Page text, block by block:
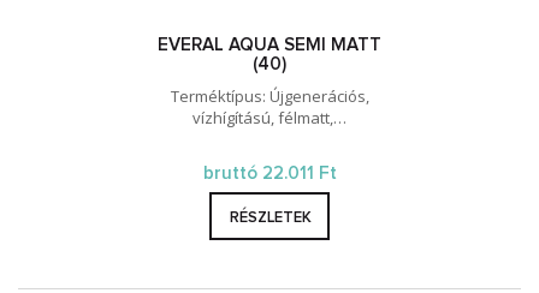
EVERAL AQUA SEMI MATT
(40)
Terméktípus: Újgenerációs,
vízhígítású, félmatt,…
bruttó 22.011 Ft
RÉSZLETEK